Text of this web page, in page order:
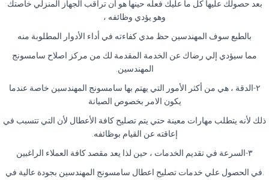
بعد حصولك عليها كل ما عليك فعله حينها هو أن تراقب الجهاز المنزلي خاصتك
وهو يؤدي وظائفه ،
بالطبع سوف المهندسين حظ مدي كفاءته في أداء الأدوار المطلوبة منه
مما سيؤدي إلي رضاك عن الخدمة المقدمة لك من مركز اصلاح سامسونج
المهندسين.
٢-الدقة ، هي من أكثر الأمور التي يهتم بها سامسونج المهندسين خاصة عندما
يكون الامر بخصوص الصيانة
ذلك لأنه يتطلب مهارات معينة حتي يتم تصليح كافة الأعطال لأن التي تتسبب في
إعاقته عن القيام بوظائفه.
٣-السرعة في تقديم الخدمات ، حين لذا يعد مقصد كافة العملاء الراغبين
.في الحصول علي خدمات تصليح اعطال سامسونج المهندسين بجودة عالية في